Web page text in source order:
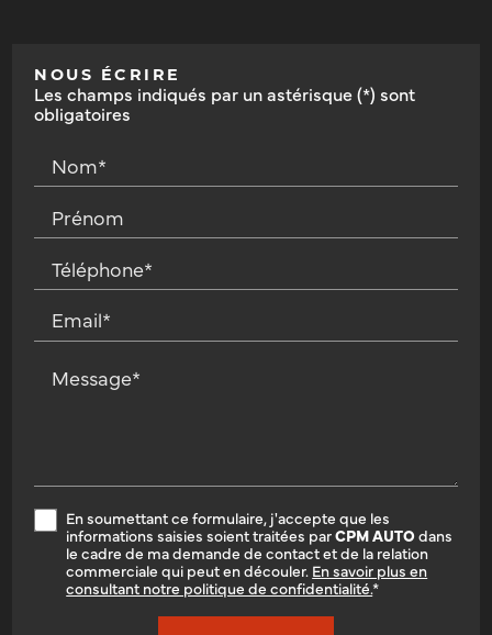
NOUS ÉCRIRE
Les champs indiqués par un astérisque (*) sont
obligatoires
Nom*
Prénom
Téléphone*
Email*
Message*
En soumettant ce formulaire, j'accepte que les
informations saisies soient traitées parCPM AUTO dans
le cadre de ma demande de contact et de la relation
commerciale qui peut en découler. En savoir plus en
consultant notre politique de confidentialité.*